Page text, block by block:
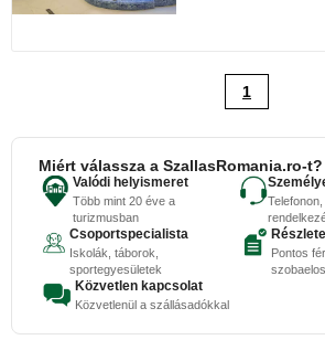
1
Miért válassza a SzallasRomania.ro-t?
Valódi helyismeret
Több mint 20 éve a
turizmusban
Csoportspecialista
Iskolák, táborok,
sportegyesületek
Pontos
Közvetlen kapcsolat
Közvetlenül a szállásadókkal